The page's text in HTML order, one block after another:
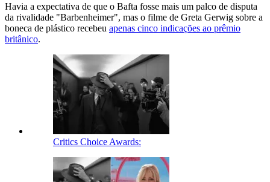
Havia a expectativa de que o Bafta fosse mais um palco de disputa
da rivalidade "Barbenheimer", mas o filme de Greta Gerwig sobre a
boneca de plástico recebeu apenas cinco indicações ao prêmio
britânico.
Critics Choice Awards: